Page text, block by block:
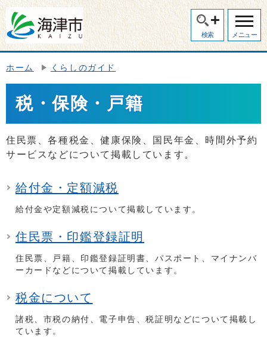
検索 メニュー
ホーム くらしのガイド
税・保険・戸籍
住民票、各種税金、健康保険、国民年金、時間外予約
サービスなどについて掲載しています。
給付金・定額減税
給付金や定額減税について掲載しています。
住民票・印鑑登録証明
住民票、戸籍、印鑑登録証明書、パスポート、マイナンバ
ーカードなどについて掲載しています。
税金について
諸税、市税の納付、電子申告、税証明などについて掲載し
ています。